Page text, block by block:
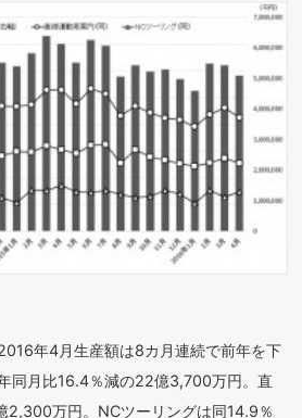
年4月生産額は8カ月連続で前年を下
同月比16.4％減の22億3,700万円。直
2,300万円。NCツーリングは同14.9％